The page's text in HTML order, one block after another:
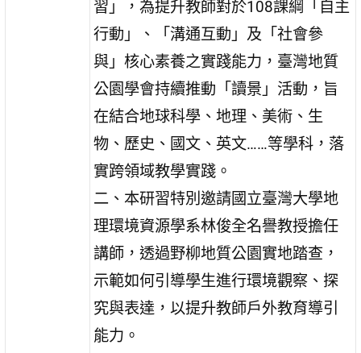
習」，為提升教師對於108課綱「自主
行動」、「溝通互動」及「社會參
與」核心素養之實踐能力，臺灣地質
公園學會持續推動「讀景」活動，旨
在結合地球科學、地理、美術、生
物、歷史、國文、英文……等學科，落
實跨領域教學實踐。
二、本研習特別邀請國立臺灣大學地
理環境資源學系林俊全名譽教授擔任
講師，透過野柳地質公園實地踏查，
示範如何引導學生進行環境觀察、探
究與表達，以提升教師戶外教育導引
能力。